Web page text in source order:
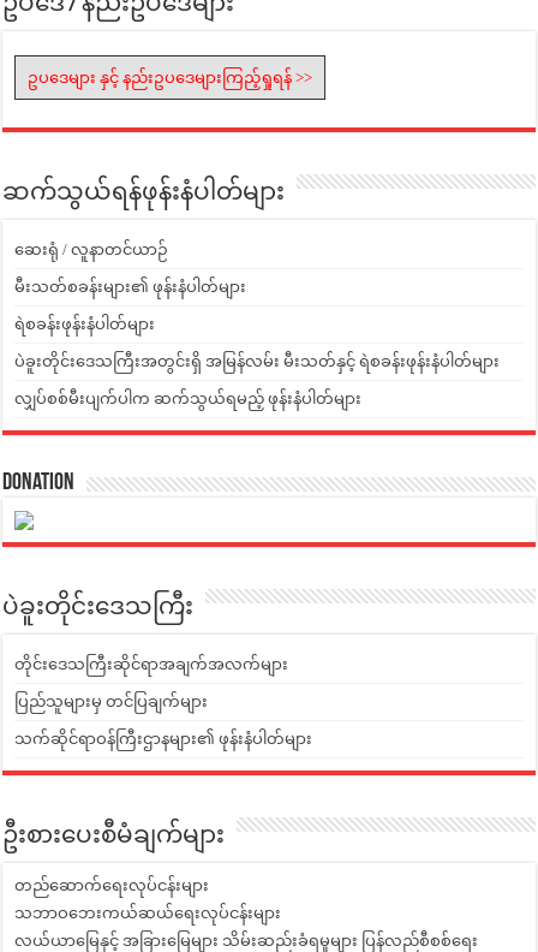
ဥပဒေ / နည်းဥပဒေများ
ဥပဒေများ နှင့် နည်းဥပဒေများကြည့်ရှုရန် >>
ဆက်သွယ်ရန်ဖုန်းနံပါတ်များ
ဆေးရုံ / လူနာတင်ယာဉ်
မီးသတ်စခန်းများ၏ ဖုန်းနံပါတ်များ
ရဲစခန်းဖုန်းနံပါတ်များ
ပဲခူးတိုင်းဒေသကြီးအတွင်းရှိ အမြန်လမ်း မီးသတ်နှင့် ရဲစခန်းဖုန်းနံပါတ်များ
လျှပ်စစ်မီးပျက်ပါက ဆက်သွယ်ရမည့် ဖုန်းနံပါတ်များ
Donation
ပဲခူးတိုင်းဒေသကြီး
တိုင်းဒေသကြီးဆိုင်ရာအချက်အလက်များ
ပြည်သူများမှ တင်ပြချက်များ
သက်ဆိုင်ရာဝန်ကြီးဌာနများ၏ ဖုန်းနံပါတ်များ
ဦးစားပေးစီမံချက်များ
တည်ဆောက်ရေးလုပ်ငန်းများ
သဘာဝဘေးကယ်ဆယ်ရေးလုပ်ငန်းများ
လယ်ယာမြေနှင့် အခြားမြေများ သိမ်းဆည်းခံရမှုများ ပြန်လည်စီစစ်ရေး